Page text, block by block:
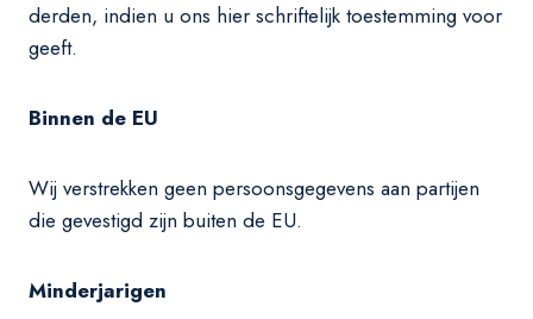
derden, indien u ons hier schriftelijk toestemming voor
geeft.
Binnen de EU
Wij verstrekken geen persoonsgegevens aan partijen
die gevestigd zijn buiten de EU.
Minderjarigen